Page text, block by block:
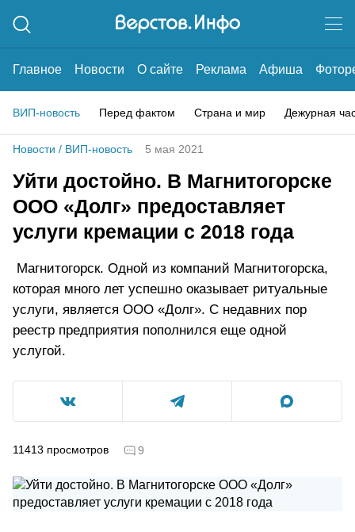
Главное Новости О сайте Реклама Афиша
ВИП-новость Перед фактом Страна и мир Дежурная
Новости / ВИП-новость 5 мая 2021
Уйти достойно. В Магнитогорске
ООО «Долг» предоставляет
услуги кремации с 2018 года
Магнитогорск. Одной из компаний Магнитогорска,
которая много лет успешно оказывает ритуальные
услуги, является ООО «Долг». С недавних пор
реестр предприятия пополнился еще одной
услугой.
11413 просмотров 9